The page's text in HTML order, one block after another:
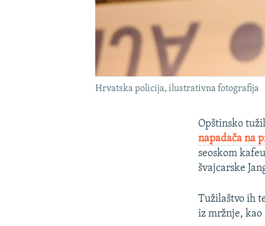
Hrvatska policija, ilustrativna fotografija
Opštinsko
napadača na
seoskom
švajcarske
Tužilaštvo ih
iz mržnje, kao